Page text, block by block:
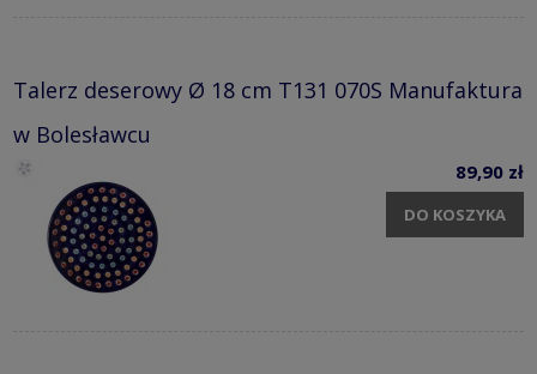
Talerz deserowy Ø 18 cm T131 070S Manufaktura
w Bolesławcu
89,90 zł
DO KOSZYKA